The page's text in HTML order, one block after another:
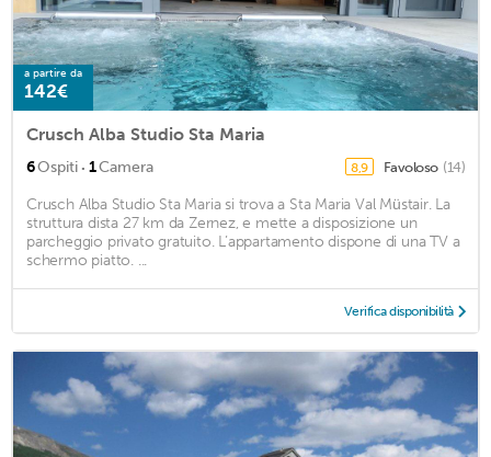
a partire da
142€
Crusch Alba Studio Sta Maria
6Ospiti · 1Camera 8,9 Favoloso (14)
Crusch Alba Studio Sta Maria si trova a Sta Maria Val Müstair. La
struttura dista 27 km da Zernez, e mette a disposizione un
parcheggio privato gratuito. L’appartamento dispone di una TV a
schermo piatto. ...
Verifica disponibilità